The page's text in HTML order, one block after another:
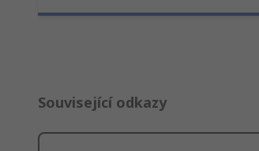
Související odkazy